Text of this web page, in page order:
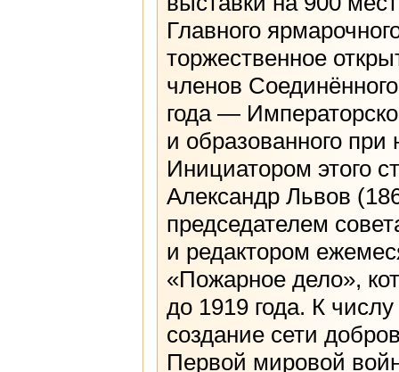
Главного
торжественное
членов
года —
и образованного при
Инициатором этого
Александр Львов
председателем
и редактором
«Пожарное дело»,
до 1919 года. К
создание сети
Первой мировой